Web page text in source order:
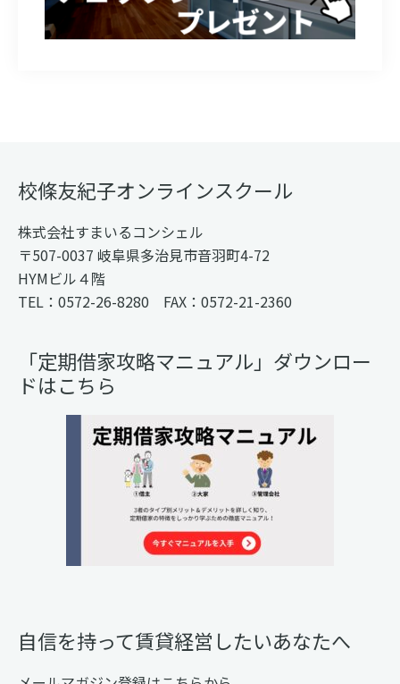
Footer
校條友紀子オンラインスクール
株式会社すまいるコンシェル
〒507-0037 岐阜県多治見市音羽町4-72
HYMビル４階
TEL：0572-26-8280 FAX：0572-21-2360
「定期借家攻略マニュアル」ダウンロー
ドはこちら
自信を持って賃貸経営したいあなたへ